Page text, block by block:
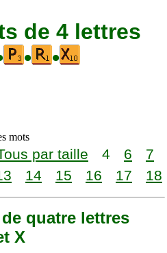
de 4 lettres
• •
mots
par taille 4 6
7
14 15 16 17 18
quatre lettres
X